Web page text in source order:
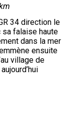
34 direction le
sa falaise haute
dans la mer
ensuite
village de